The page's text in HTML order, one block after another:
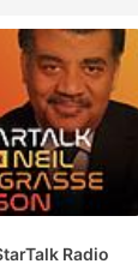
Radio